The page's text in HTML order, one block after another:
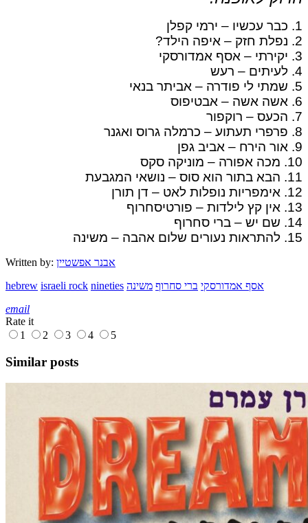
1. כבר עכשיו – ירמי קפלן
2. נפלת חזק – איפה הילד?
3. יקירתי – אסף אמדורסקי
4. לעיתים – רעש
5. שמתי לי פודרה – אביתר בנאי
6. אשה אשה – אבטיפוס
7. הכעס – רוקפור
8. פרפרי תעתוע – כרמלה גרוס ואגנר
9. אור הירח – אביב גפן
10. מכה אפורה – מוניקה סקס
11. הבא בתור הוא סוס – נושאי המגבעת
12. אימפריות נופלות לאט – דן תורן
13. אין קץ לילדות – פורטיסחרוף
14. שם יש – ברי סחרוף
15. להתראות נעורים שלום אהבה – משינה
Written by: אבנר אפשטיין
hebrew israeli rock nineties אסף אמדורסקי ברי סחרוף משינה
email
Rate it
1
2 3 4 5
Similar posts